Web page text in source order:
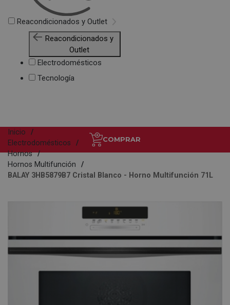
Reacondicionados y Outlet
Reacondicionados y
Outlet
Electrodomésticos
Tecnología
COMPRAR
Inicio
Electrodomésticos
Hornos
Hornos Multifunción
BALAY 3HB5879B7 Cristal Blanco - Horno Multifunción 71L